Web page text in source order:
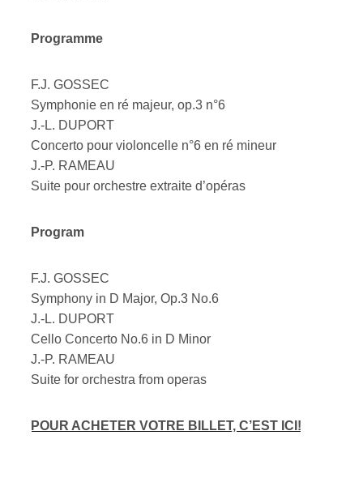
Programme
F.J. GOSSEC
Symphonie en ré majeur, op.3 n°6
J.-L. DUPORT
Concerto pour violoncelle n°6 en ré mineur
J.-P. RAMEAU
Suite pour orchestre extraite d’opéras
Program
F.J. GOSSEC
Symphony in D Major, Op.3 No.6
J.-L. DUPORT
Cello Concerto No.6 in D Minor
J.-P. RAMEAU
Suite for orchestra from operas
POUR ACHETER VOTRE BILLET, C’EST ICI!